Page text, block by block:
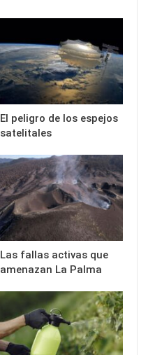
El peligro de los espejos
satelitales
Las fallas activas que
amenazan La Palma